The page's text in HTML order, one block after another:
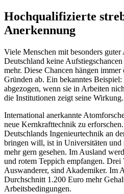
Hochqualifizierte
Anerkennung
Viele Menschen mit besonders
Deutschland keine
mehr. Diese Chancen hängen
Gründen ab. Ein bekanntes
abgezogen, wenn sie in Arbeiten
die Institutionen zeigt seine Wirkung.
International anerkannte
neue Kernkrafttechnik zu
Deutschlands Ingenieurtechnik an
bringen will, ist in Universitäten
mehr gern gesehen. Im Ausland
und rotem Teppich empfangen.
Auswanderer, sind Akademiker. Im
Durchschnitt 1.200 Euro mehr
Arbeitsbedingungen.